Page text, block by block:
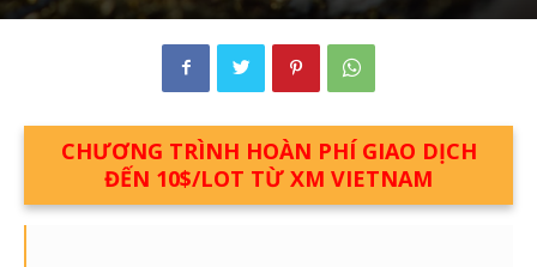
CHƯƠNG TRÌNH HOÀN PHÍ GIAO DỊCH
ĐẾN 10$/LOT TỪ XM VIETNAM